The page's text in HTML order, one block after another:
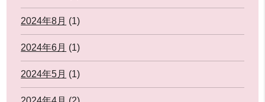
2024年8月 (1)
2024年6月 (1)
2024年5月 (1)